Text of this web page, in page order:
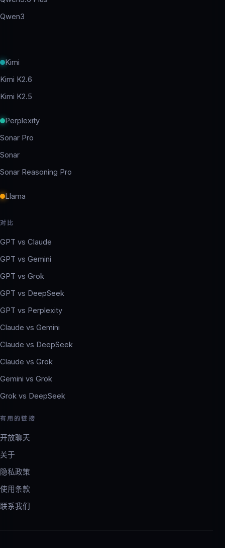
Qwen3
Kimi
Kimi K2.6
Kimi K2.5
Perplexity
Sonar Pro
Sonar
Sonar Reasoning Pro
Llama
对比
GPT vs Claude
GPT vs Gemini
GPT vs Grok
GPT vs DeepSeek
GPT vs Perplexity
Claude vs Gemini
Claude vs DeepSeek
Claude vs Grok
Gemini vs Grok
Grok vs DeepSeek
有用的链接
开放聊天
关于
隐私政策
使用条款
联系我们